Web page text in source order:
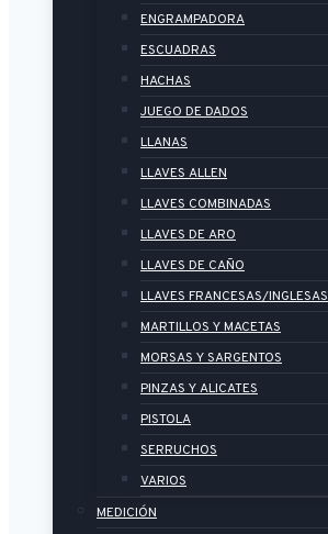
ENGRAMPADORA
ESCUADRAS
HACHAS
JUEGO DE DADOS
LLANAS
LLAVES ALLEN
LLAVES COMBINADAS
LLAVES DE ARO
LLAVES DE CAÑO
LLAVES FRANCESAS/INGLESAS
MARTILLOS Y MACETAS
MORSAS Y SARGENTOS
PINZAS Y ALICATES
PISTOLA
SERRUCHOS
VARIOS
MEDICIÓN